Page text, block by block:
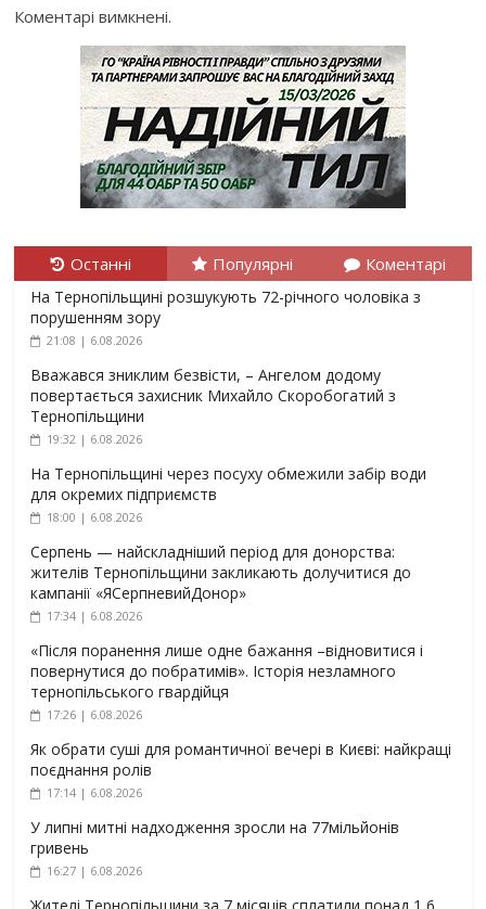
Коментарі вимкнені.
Останні Популярні Коментарі
На Тернопільщині розшукують 72-річного чоловіка з
порушенням зору
21:08 | 6.08.2026
Вважався зниклим безвісти, – Ангелом додому
повертається захисник Михайло Скоробогатий з
Тернопільщини
19:32 | 6.08.2026
На Тернопільщині через посуху обмежили забір води
для окремих підприємств
18:00 | 6.08.2026
Серпень — найскладніший період для донорства:
жителів Тернопільщини закликають долучитися до
кампанії «ЯСерпневийДонор»
17:34 | 6.08.2026
«Після поранення лише одне бажання –відновитися і
повернутися до побратимів». Історія незламного
тернопільського гвардійця
17:26 | 6.08.2026
Як обрати суші для романтичної вечері в Києві: найкращі
поєднання ролів
17:14 | 6.08.2026
У липні митні надходження зросли на 77мільйонів
гривень
16:27 | 6.08.2026
Жителі Тернопільщини за 7 місяців сплатили понад 1,6